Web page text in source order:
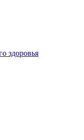
здоровья